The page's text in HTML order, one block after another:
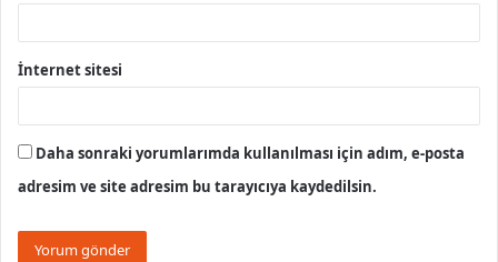
İnternet sitesi
Daha sonraki yorumlarımda kullanılması için adım, e-posta
adresim ve site adresim bu tarayıcıya kaydedilsin.